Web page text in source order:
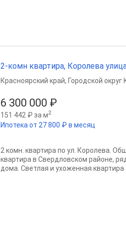
2-комн квартира, Королева
6 300 000 ₽
151 442 ₽ за м2
Ипотека от 27 800 ₽ в месяц
Красноярский край, Городской округ
2 комн. квартира по ул. Королева.
квартира в Свердловском районе,
дома. Светлая и ухоженная